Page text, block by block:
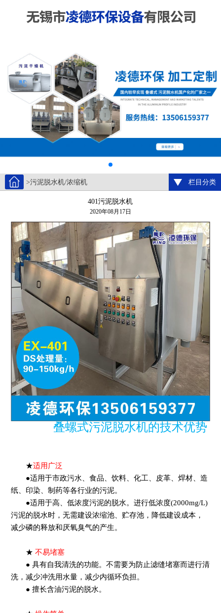
>污泥脱水机/浓缩机 栏目分类
401污泥脱水机
2020年08月17日
叠螺式污泥脱水机的技术优势
★适用广泛
●适用于市政污水、食品、饮料、化工、皮革、焊材、造
纸、印染、制药等各行业的污泥。
●适用于高、低浓度污泥的脱水。进行低浓度(2000mg/L)
污泥的脱水时，无需建设浓缩池、贮存池，降低建设成本，
减少磷的释放和厌氧臭气的产生。
★不易堵塞
● 具有自我清洗的功能。不需要为防止滤缝堵塞而进行清
洗，减少冲洗用水量，减少内循环负担。
● 擅长含油污泥的脱水。